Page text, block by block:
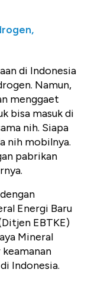
di Indonesia
Namun,
menggaet
bisa masuk di
nih. Siapa
nih mobilnya.
pabrikan
Energi Baru
EBTKE)
Mineral
Indonesia.